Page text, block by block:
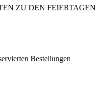
ZU DEN FEIERTAGEN
Bestellungen